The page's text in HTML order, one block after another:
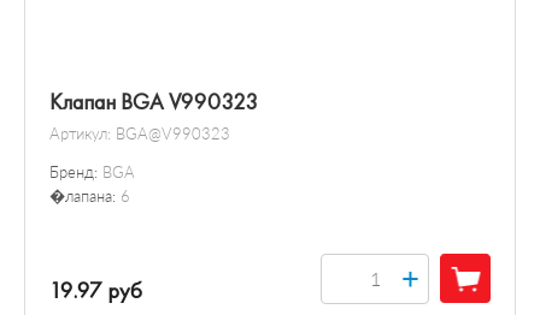
Клапан BGA V990323
Артикул: BGA@V990323
Бренд: BGA
�лапана: 6
19.97 руб +